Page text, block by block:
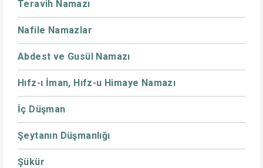
Teravih Namazı
Nafile Namazlar
Abdest ve Gusül Namazı
Hıfz-ı İman, Hıfz-u Himaye Namazı
İç Düşman
Şeytanın Düşmanlığı
Şükür